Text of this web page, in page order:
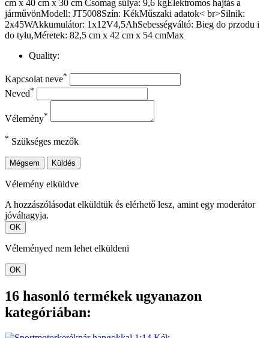
cm x 40 cm x 30 cm Csomag súlya: 9,6 kgElektromos hajtás a
járművönModell: JT5008Szín: KékMűszaki adatok< br>Silnik:
2x45WAkkumulátor: 1x12V4,5AhSebességváltó: Bieg do przodu i
do tyłu,Méretek: 82,5 cm x 42 cm x 54 cmMax
Quality:
Kapcsolat neve*
Neved*
Vélemény*
* Szükséges mezők
Mégsem Küldés
Vélemény elküldve
A hozzászólásodat elküldtük és elérhető lesz, amint egy moderátor
jóváhagyja.
OK
Véleményed nem lehet elküldeni
OK
16 hasonló termékek ugyanazon
kategóriában: